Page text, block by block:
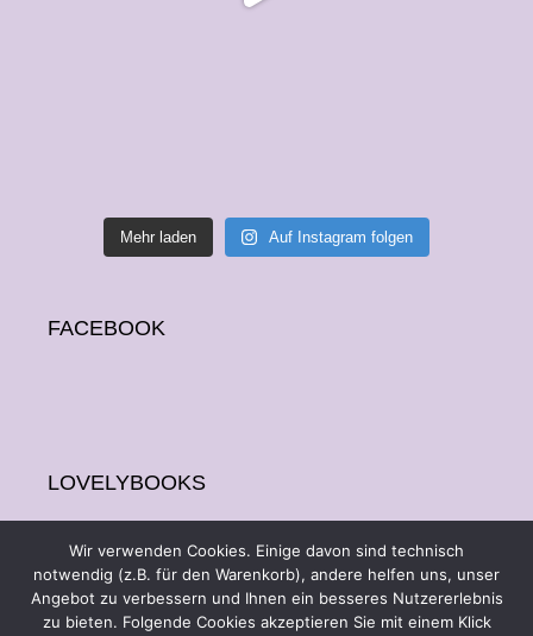
Mehr laden Auf Instagram folgen
FACEBOOK
LOVELYBOOKS
Wir verwenden Cookies. Einige davon sind technisch
notwendig (z.B. für den Warenkorb), andere helfen uns, unser
Angebot zu verbessern und Ihnen ein besseres Nutzererlebnis
zu bieten. Folgende Cookies akzeptieren Sie mit einem Klick